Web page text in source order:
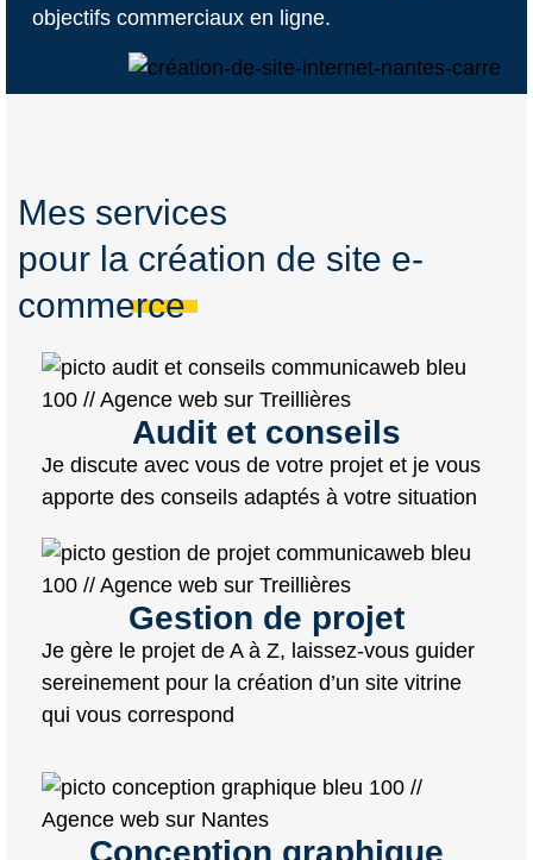
objectifs commerciaux en ligne.
Mes services
pour la création de site e-
commerce
Audit et conseils
Je discute avec vous de votre projet et je vous
apporte des conseils adaptés à votre situation
Gestion de projet
Je gère le projet de A à Z, laissez-vous guider
sereinement pour la création d’un site vitrine
qui vous correspond
Conception graphique